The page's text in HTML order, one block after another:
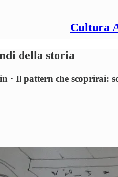
Cultura
della storia
· Il pattern che scoprirai: